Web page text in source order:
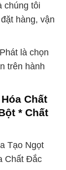
chúng tôi
hàng, vận
là chọn
trên hành
Chất
* Chất
Tạo Ngọt
Chất Đắc